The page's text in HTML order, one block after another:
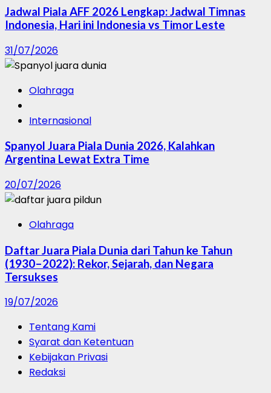
Jadwal Piala AFF 2026 Lengkap: Jadwal Timnas
Indonesia, Hari ini Indonesia vs Timor Leste
31/07/2026
Olahraga
Internasional
Spanyol Juara Piala Dunia 2026, Kalahkan
Argentina Lewat Extra Time
20/07/2026
Olahraga
Daftar Juara Piala Dunia dari Tahun ke Tahun
(1930–2022): Rekor, Sejarah, dan Negara
Tersukses
19/07/2026
Tentang Kami
Syarat dan Ketentuan
Kebijakan Privasi
Redaksi